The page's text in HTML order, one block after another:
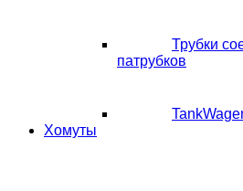
Трубки
патрубков
Хомуты